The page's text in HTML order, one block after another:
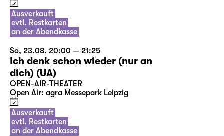
Ausverkauft
evtl. Restkarten
an der Abendkasse
So, 23.08. 20:00 — 21:25
Ich denk schon wieder (nur an
dich) (UA)
OPEN-AIR-THEATER
Open Air: agra Messepark Leipzig
Ausverkauft
evtl. Restkarten
an der Abendkasse